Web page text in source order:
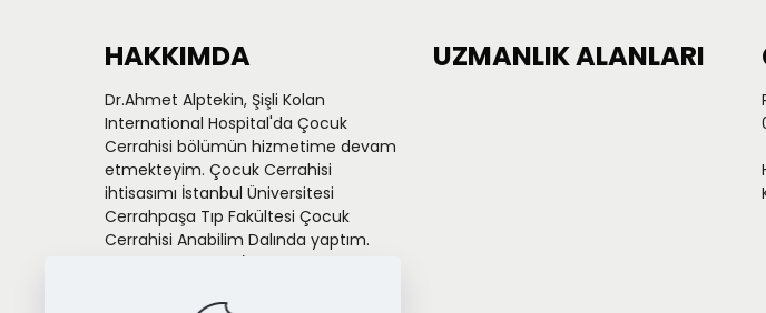
HAKKIMDA
Dr.Ahmet Alptekin, Şişli Kolan
International Hospital'da Çocuk
Cerrahisi bölümün hizmetime devam
etmekteyim. Çocuk Cerrahisi
ihtisasımı İstanbul Üniversitesi
Cerrahpaşa Tıp Fakültesi Çocuk
Cerrahisi Anabilim Dalında yaptım.
Devlet hizmetimi İstanbul Bakırköy Dr.
UZMANLIK ALANLARI